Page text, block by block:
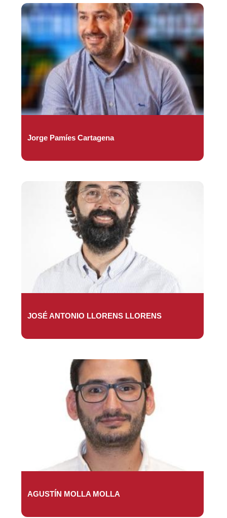
Jorge Pamíes Cartagena
JOSÉ ANTONIO LLORENS LLORENS
AGUSTÍN MOLLA MOLLA